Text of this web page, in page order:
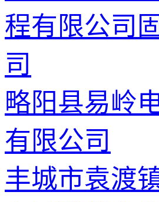
程有限公司
司
略阳县易岭
有限公司
丰城市袁渡